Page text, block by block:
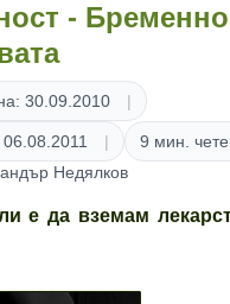
-
30.09.2010
9 мин.
Недялков
е да вземам